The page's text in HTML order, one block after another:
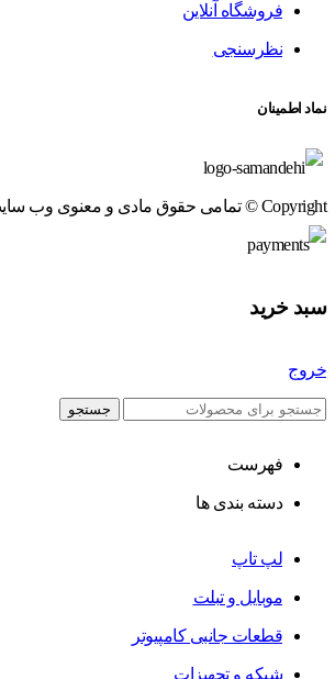
فروشگاه آنلاین
نظرسنجی
نماد اطمینان
Copyright © تمامی حقوق مادی و معنوی وب سایت محفوظ می باشد
سبد خرید
خروج
جستجو
فهرست
دسته بندی ها
لپ تاپ
موبایل و تبلت
قطعات جانبی کامپیوتر
شبکه و تجهیزات